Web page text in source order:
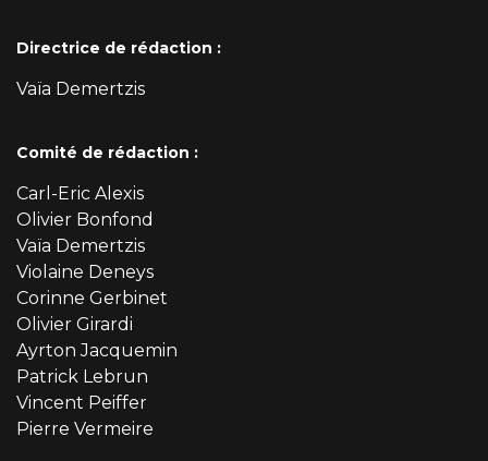
Directrice de rédaction :
Vaïa Demertzis
Comité de rédaction :
Carl-Eric Alexis
Olivier Bonfond
Vaïa Demertzis
Violaine Deneys
Corinne Gerbinet
Olivier Girardi
Ayrton Jacquemin
Patrick Lebrun
Vincent Peiffer
Pierre Vermeire